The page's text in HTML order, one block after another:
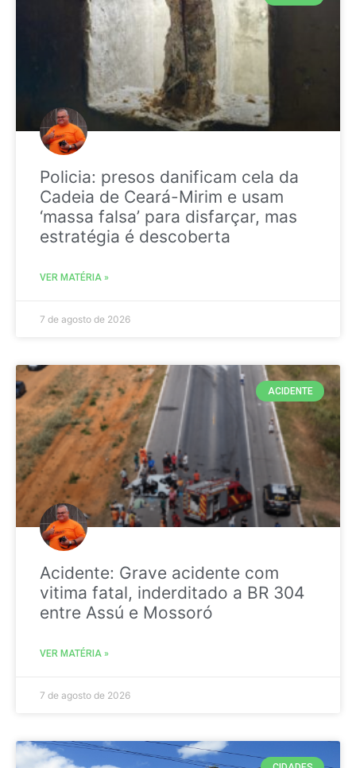
Policia: presos danificam cela da
Cadeia de Ceará-Mirim e usam
‘massa falsa’ para disfarçar, mas
estratégia é descoberta
VER MATÉRIA »
7 de agosto de 2026
ACIDENTE
Acidente: Grave acidente com
vitima fatal, inderditado a BR 304
entre Assú e Mossoró
VER MATÉRIA »
7 de agosto de 2026